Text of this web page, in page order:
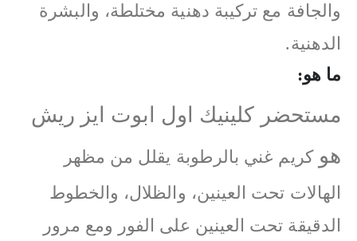
والجافة مع تركيبة دهنية مختلطة، والبشرة
الدهنية.
ما هو:
مستحضر كلينيك اول ابوت ايز ريش
هوكريم غني بالرطوبة يقلل من مظهر
الهالات تحت العينين، والظلال، والخطوط
الدقيقة تحت العينين على الفور ومع مرور